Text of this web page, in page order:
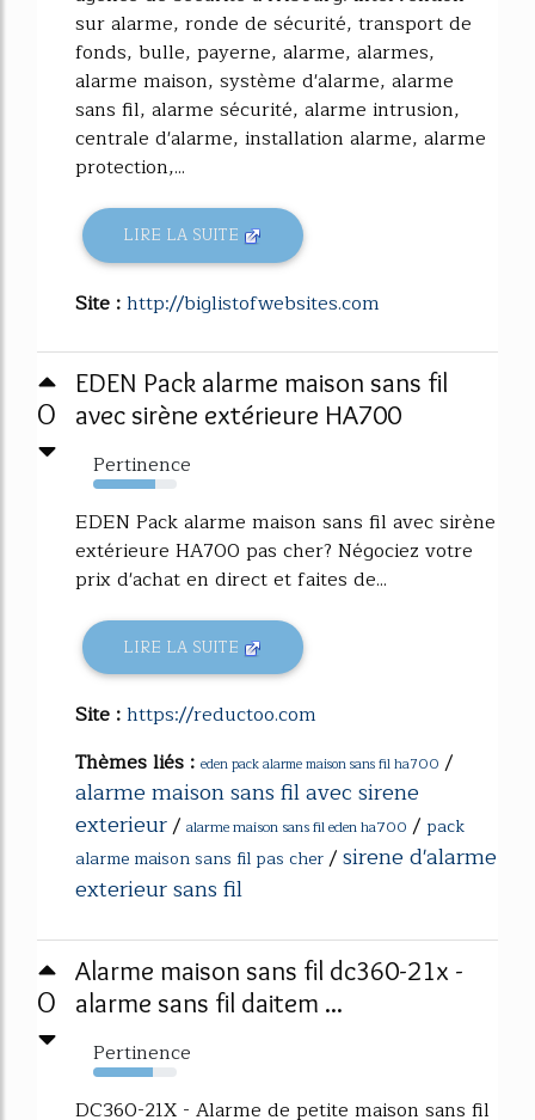
sur alarme, ronde de sécurité, transport de
fonds, bulle, payerne, alarme, alarmes,
alarme maison, système d'alarme, alarme
sans fil, alarme sécurité, alarme intrusion,
centrale d'alarme, installation alarme, alarme
protection,...
LIRE LA SUITE
Site :http://biglistofwebsites.com
0
EDEN Pack alarme maison sans fil
avec sirène extérieure HA700
Pertinence
74%
EDEN Pack alarme maison sans fil avec sirène
extérieure HA700 pas cher? Négociez votre
prix d'achat en direct et faites de...
LIRE LA SUITE
Site :https://reductoo.com
Thèmes liés : eden pack alarme maison sans fil ha700 /
alarme maison sans fil avec sirene
exterieur/ alarme maison sans fil eden ha700 / pack
alarme maison sans fil pas cher/sirene d'alarme
exterieur sans fil
0
Alarme maison sans fil dc360-21x -
alarme sans fil daitem ...
Pertinence
71%
DC360-21X - Alarme de petite maison sans fil